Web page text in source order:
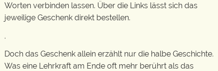
Worten verbinden lassen. Über die Links lässt sich das
jeweilige Geschenk direkt bestellen.
.
Doch das Geschenk allein erzählt nur die halbe Geschichte.
Was eine Lehrkraft am Ende oft mehr berührt als das